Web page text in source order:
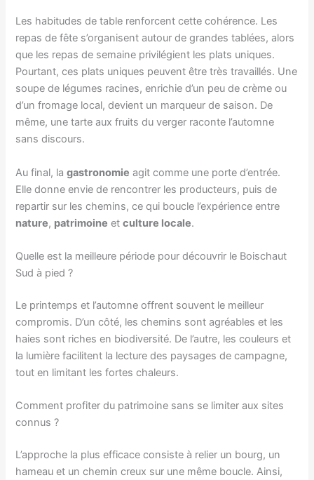
Les habitudes de table renforcent cette cohérence. Les
repas de fête s’organisent autour de grandes tablées, alors
que les repas de semaine privilégient les plats uniques.
Pourtant, ces plats uniques peuvent être très travaillés. Une
soupe de légumes racines, enrichie d’un peu de crème ou
d’un fromage local, devient un marqueur de saison. De
même, une tarte aux fruits du verger raconte l’automne
sans discours.
Au final, lagastronomie agit comme une porte d’entrée.
Elle donne envie de rencontrer les producteurs, puis de
repartir sur les chemins, ce qui boucle l’expérience entre
nature, patrimoine etculture locale.
Quelle est la meilleure période pour découvrir le Boischaut
Sud à pied ?
Le printemps et l’automne offrent souvent le meilleur
compromis. D’un côté, les chemins sont agréables et les
haies sont riches en biodiversité. De l’autre, les couleurs et
la lumière facilitent la lecture des paysages de campagne,
tout en limitant les fortes chaleurs.
Comment profiter du patrimoine sans se limiter aux sites
connus ?
L’approche la plus efficace consiste à relier un bourg, un
hameau et un chemin creux sur une même boucle. Ainsi,